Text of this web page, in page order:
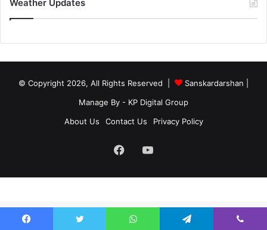
Weather Updates
© Copyright 2026, All Rights Reserved | Sanskardarshan
Manage By - KP Digital Group
About Us
Contact Us Privacy Policy
FacebookYouTube
site-below-footer-wrap[data-section="section-below-footer-builder"] {
margin-bottom: 40px;}